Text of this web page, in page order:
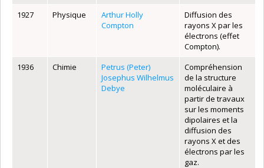
1927
Physique
Arthur Holly
Compton
Diffusion des
rayons X par les
électrons (effet
Compton).
1936
Chimie
Petrus (Peter)
Josephus Wilhelmus
Debye
Compréhension
de la structure
moléculaire à
partir de travaux
sur les moments
dipolaires et la
diffusion des
rayons X et des
électrons par les
gaz.